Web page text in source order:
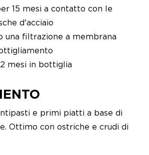
15 mesi a contatto con le
d'acciaio
una filtrazione a membrana
mesi in bottiglia
e primi piatti a base di
Ottimo con ostriche e crudi di